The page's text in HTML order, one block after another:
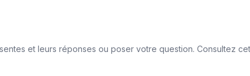
et leurs réponses ou poser votre question. Consultez